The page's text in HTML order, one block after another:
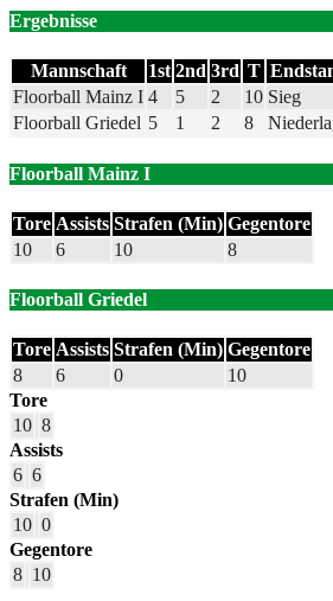
Ergebnisse
Mannschaft 1st 2nd 3rd T
Floorball Mainz I 4 5 2 10 Sieg
Floorball Griedel 5 1 2 8
Floorball Mainz I
Tore Assists Strafen (Min) Gegentore
10
6 10 8
Floorball Griedel
Tore Assists Strafen (Min) Gegentore
8
6 0
10
Tore
10 8
Assists
6 6
Strafen (Min)
10 0
Gegentore
8 10